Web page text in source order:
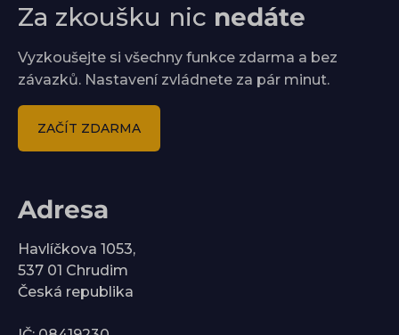
Za zkoušku nic nedáte
Vyzkoušejte si všechny funkce zdarma a bez
závazků. Nastavení zvládnete za pár minut.
ZAČÍT ZDARMA
Adresa
Havlíčkova 1053,
537 01 Chrudim
Česká republika